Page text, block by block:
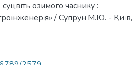
озимого часнику :
/ Супрун М.Ю. - Київ,